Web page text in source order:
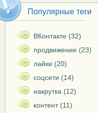
Популярные теги
ВКонтакте (32)
продвижение (23)
лайки (20)
соцсети (14)
накрутка (12)
контент (11)